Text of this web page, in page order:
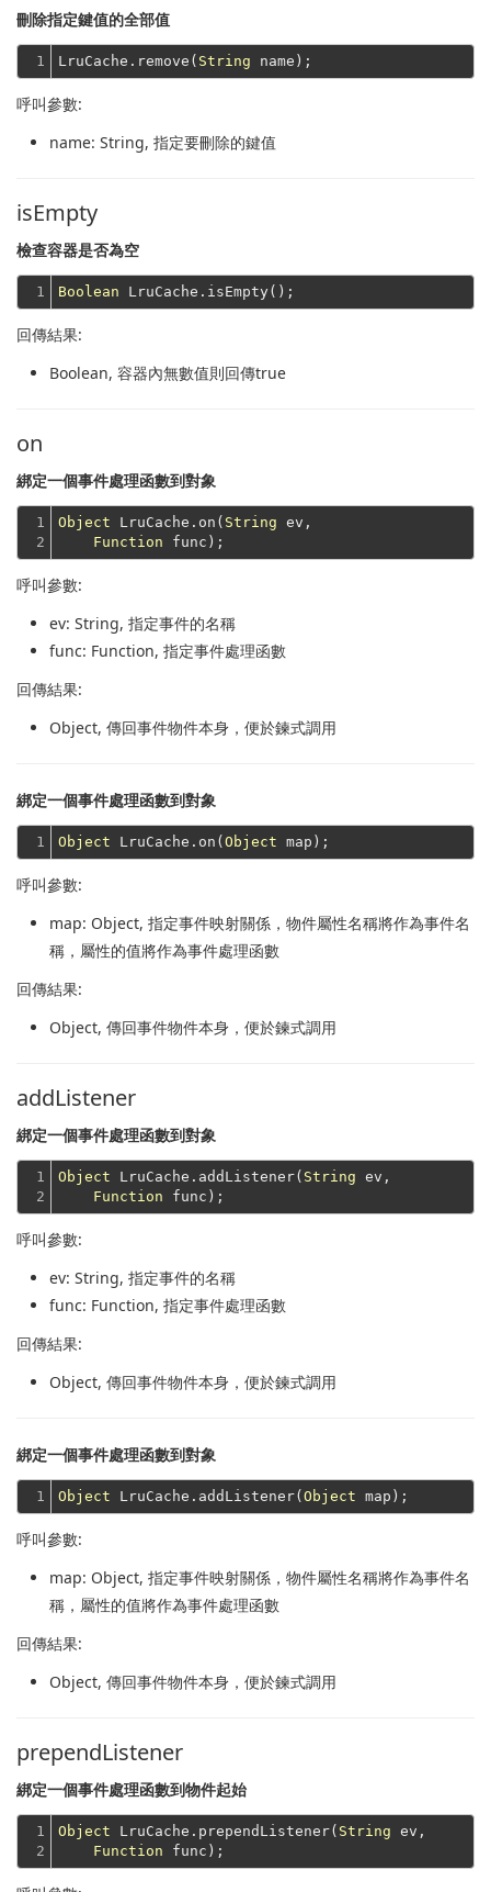
刪除指定鍵值的全部值
1 LruCache.remove( String
呼叫參數:
name: String, 指定要刪除的鍵值
isEmpty
檢查容器是否為空
1 Boolean
回傳結果:
Boolean, 容器內無數值則回傳true
on
綁定一個事件處理函數到對象
1
2
Object LruCache.on( String ev,
Function
呼叫參數:
ev: String, 指定事件的名稱
func: Function, 指定事件處理函數
回傳結果:
Object, 傳回事件物件本身，便於鍊式調用
綁定一個事件處理函數到對象
1 Object LruCache.on( Object
呼叫參數:
map: Object, 指定事件映射關係，物件屬性名稱將作為事件名
稱，屬性的值將作為事件處理函數
回傳結果:
Object, 傳回事件物件本身，便於鍊式調用
addListener
綁定一個事件處理函數到對象
1
2
Object LruCache.addListener( String ev,
Function
呼叫參數:
ev: String, 指定事件的名稱
func: Function, 指定事件處理函數
回傳結果:
Object, 傳回事件物件本身，便於鍊式調用
綁定一個事件處理函數到對象
1 Object LruCache.addListener( Object
呼叫參數:
map: Object, 指定事件映射關係，物件屬性名稱將作為事件名
稱，屬性的值將作為事件處理函數
回傳結果:
Object, 傳回事件物件本身，便於鍊式調用
prependListener
綁定一個事件處理函數到物件起始
1
2
Object LruCache.prependListener( String ev,
Function